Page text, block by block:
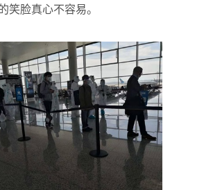
笑脸真心不容易。